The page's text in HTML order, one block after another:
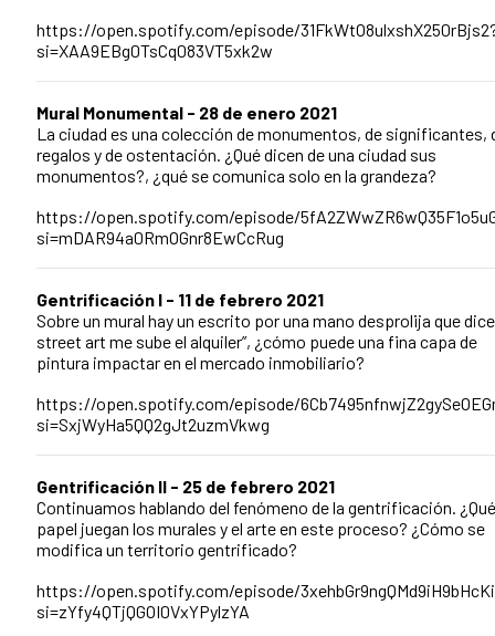
https://open.spotify.com/episode/
si=XAA9EBg0TsCq083VT5xk2w
Mural Monumental - 28 de enero 2021
La ciudad es una colección de monumentos, de significantes,
regalos y de ostentación. ¿Qué dicen de una ciudad sus
monumentos?, ¿qué se comunica solo en la grandeza?
https://open.spotify.com/episode/
si=mDAR94a0RmOGnr8EwCcRug
Gentrificación I - 11 de febrero 2021
Sobre un mural hay un escrito por una mano desprolija que
street art me sube el alquiler”, ¿cómo puede una fina capa de
pintura impactar en el mercado inmobiliario?
https://open.spotify.com/episode/
si=SxjWyHa5QQ2gJt2uzmVkwg
Gentrificación II - 25 de febrero 2021
Continuamos hablando del fenómeno de la gentrificación. ¿Qué
papel juegan los murales y el arte en este proceso? ¿Cómo se
modifica un territorio gentrificado?
https://open.spotify.com/episode/
si=zYfy4QTjQGOI0VxYPylzYA